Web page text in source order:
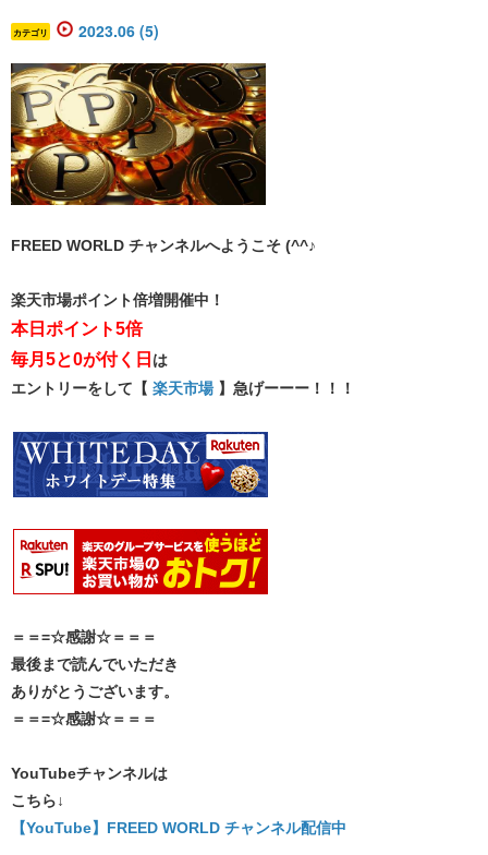
カテゴリ 2023.06 (5)
FREED WORLD チャンネルへようこそ (^^♪
楽天市場ポイント倍増開催中！
​本日ポイント5倍
毎月5と0が付く日​ は
エントリーをして​【 楽天市場​ 】急げーーー！！！
＝＝=☆感謝☆＝＝＝
最後まで読んでいただき
ありがとうございます。
＝＝=☆感謝☆＝＝＝
YouTubeチャンネルは
こちら↓
【YouTube】FREED WORLD チャンネル配信中